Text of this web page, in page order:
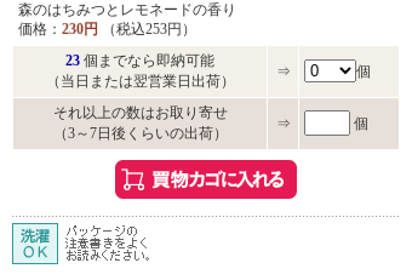
森のはちみつとレモネードの香り
価格： 230円
（税込253円）
23 個までなら即納可能
（当日または翌営業日出荷）
⇒ 個
それ以上の数はお取り寄せ
（3～7日後くらいの出荷）
⇒ 個